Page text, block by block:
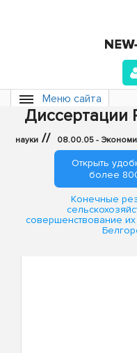
Меню сайта
Диссертации
науки // 08.00.05 -
Открыть
более
Конечные
совершенствование